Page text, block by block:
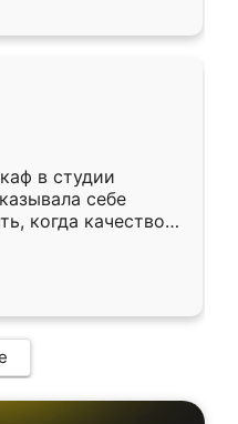
работу!
в студии
себе
когда качеством
кухня уже почти